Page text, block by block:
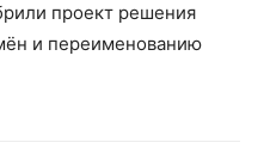
проект решения
и переименованию